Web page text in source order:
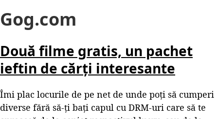
Gog.com
Două filme gratis, un pachet
ieftin de cărți interesante
Îmi plac locurile de pe net de unde poți să cumperi
diverse fără să-ți bați capul cu DRM-uri care să te